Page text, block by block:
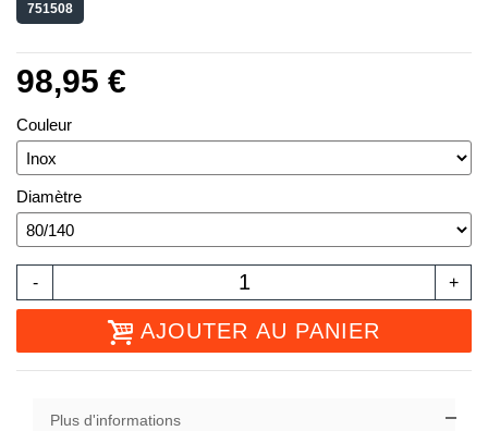
751508
98,95 €
Couleur
Diamètre
- +
AJOUTER AU PANIER
Plus d'informations